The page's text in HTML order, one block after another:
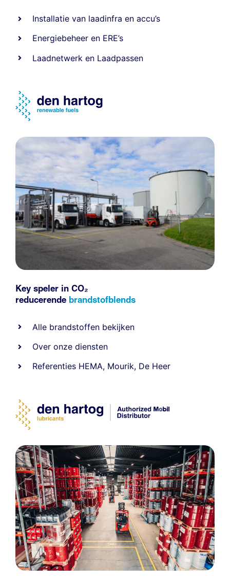
Installatie van laadinfra en accu’s
Energiebeheer en ERE’s
Laadnetwerk en Laadpassen
Key speler in CO₂
reducerende brandstofblends
Alle brandstoffen bekijken
Over onze diensten
Referenties HEMA, Mourik, De Heer